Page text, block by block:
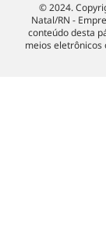
© 2024.
Natal/RN -
conteúdo desta
meios eletrônicos